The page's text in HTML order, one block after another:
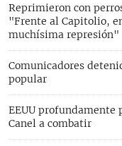
Reprimieron con
"Frente al Capitolio,
muchísima represión"
Comunicadores
popular
EEUU profundamente
Canel a combatir